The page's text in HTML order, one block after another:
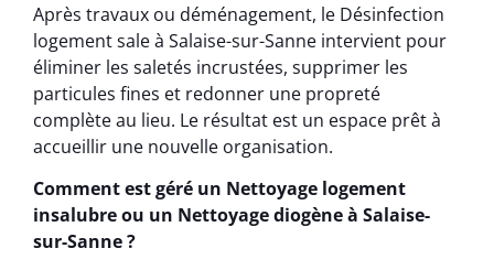
Après travaux ou déménagement, le Désinfection
logement sale à Salaise-sur-Sanne intervient pour
éliminer les saletés incrustées, supprimer les
particules fines et redonner une propreté
complète au lieu. Le résultat est un espace prêt à
accueillir une nouvelle organisation.
Comment est géré un Nettoyage logement
insalubre ou un Nettoyage diogène à Salaise-
sur-Sanne ?